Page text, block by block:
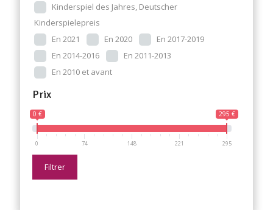
Kinderspiel des Jahres, Deutscher
Kinderspielepreis
En 2021
En 2020
En 2017-2019
En 2014-2016
En 2011-2013
En 2010 et avant
Prix
0 € 295 €
0 74 148 221 295
Filtrer